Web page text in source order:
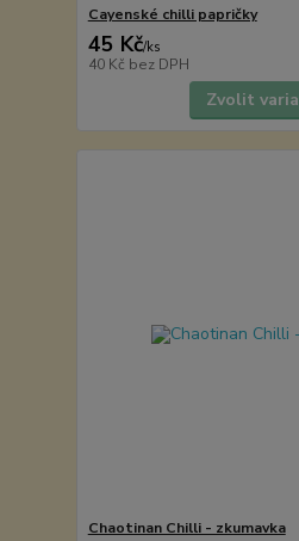
Cayenské chilli papričky
45 Kč/ks
40 Kč bez DPH
Zvolit
Chaotinan Chilli - zkumavka